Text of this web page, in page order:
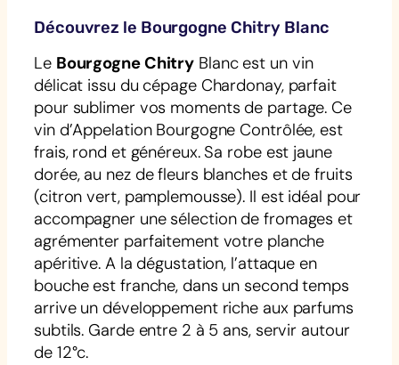
Découvrez le Bourgogne Chitry Blanc
Le Bourgogne Chitry Blanc est un vin
délicat issu du cépage Chardonay, parfait
pour sublimer vos moments de partage. Ce
vin d’Appelation Bourgogne Contrôlée, est
frais, rond et généreux. Sa robe est jaune
dorée, au nez de fleurs blanches et de fruits
(citron vert, pamplemousse). Il est idéal pour
accompagner une sélection de fromages et
agrémenter parfaitement votre planche
apéritive. A la dégustation, l’attaque en
bouche est franche, dans un second temps
arrive un développement riche aux parfums
subtils. Garde entre 2 à 5 ans, servir autour
de 12°c.